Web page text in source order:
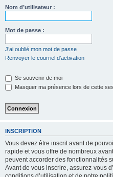
Nom d’utilisateur :
Mot de passe :
J’ai oublié mon mot de passe
Renvoyer le courriel d’activation
Se souvenir de moi
Masquer ma présence lors de cette
INSCRIPTION
Vous devez être inscrit avant de
rapide et vous offre de nombreux
peuvent accorder des fonctionnalités
Avant de vous inscrire, assurez-vous